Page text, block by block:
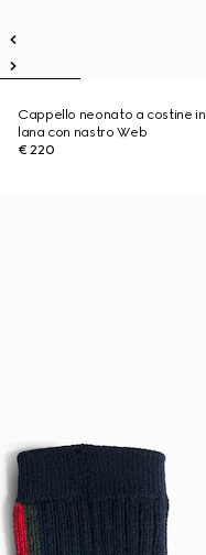
Cappello neonato a costine in
lana con nastro Web
€ 220